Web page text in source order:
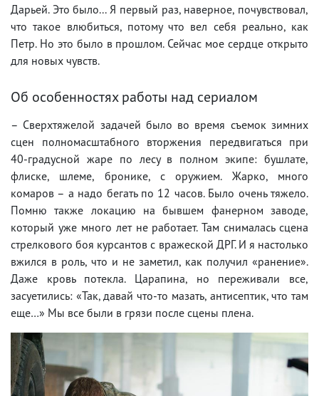
Дарьей. Это было... Я первый раз, наверное, почувствовал,
что такое влюбиться, потому что вел себя реально, как
Петр. Но это было в прошлом. Сейчас мое сердце открыто
для новых чувств.
Об особенностях работы над сериалом
– Сверхтяжелой задачей было во время съемок зимних
сцен полномасштабного вторжения передвигаться при
40-градусной жаре по лесу в полном экипе: бушлате,
флиске, шлеме, бронике, с оружием. Жарко, много
комаров – а надо бегать по 12 часов. Было очень тяжело.
Помню также локацию на бывшем фанерном заводе,
который уже много лет не работает. Там снималась сцена
стрелкового боя курсантов с вражеской ДРГ. И я настолько
вжился в роль, что и не заметил, как получил «ранение».
Даже кровь потекла. Царапина, но переживали все,
засуетились: «Так, давай что-то мазать, антисептик, что там
еще…» Мы все были в грязи после сцены плена.